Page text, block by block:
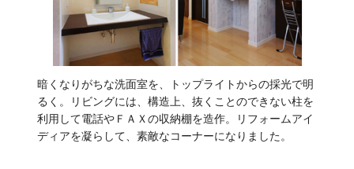
暗くなりがちな洗面室を、トップライトからの採光で明
るく。リビングには、構造上、抜くことのできない柱を
利用して電話やＦＡＸの収納棚を造作。リフォームアイ
ディアを凝らして、素敵なコーナーになりました。